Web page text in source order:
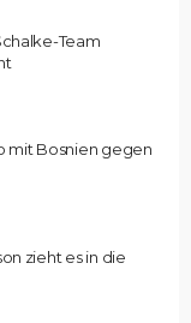
Team
mit Bosnien gegen
zieht es in die